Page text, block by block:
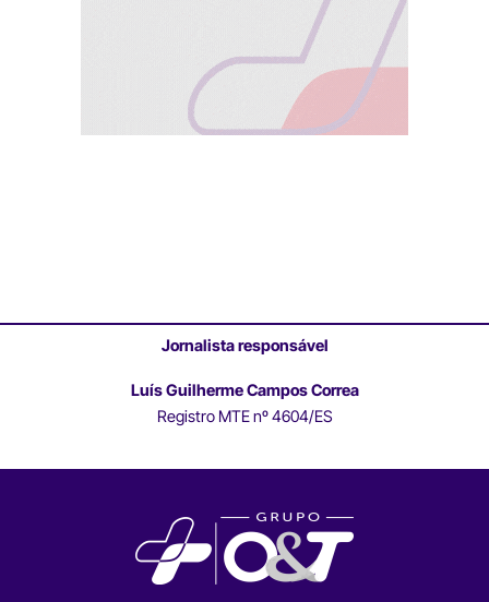
Jornalista responsável
Luís Guilherme Campos Correa
Registro MTE nº 4604/ES